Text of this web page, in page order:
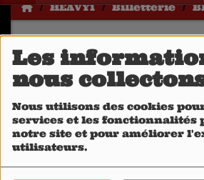
Les
nous
Nous utilisons des cookies
services et les fonctionnalités
notre site et pour améliorer
utilisateurs.
HEAVY1 Billetterie
BLINK-
Concert
Cliquez sur l'affiche pour la billetterie...